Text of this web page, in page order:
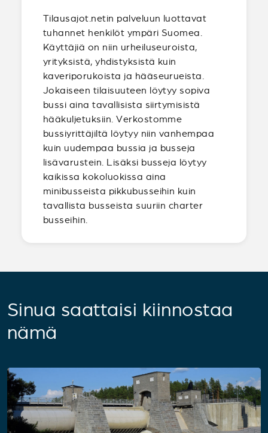
Tilausajot.netin palveluun luottavat
tuhannet henkilöt ympäri Suomea.
Käyttäjiä on niin urheiluseuroista,
yrityksistä, yhdistyksistä kuin
kaveriporukoista ja hääseurueista.
Jokaiseen tilaisuuteen löytyy sopiva
bussi aina tavallisista siirtymisistä
hääkuljetuksiin. Verkostomme
bussiyrittäjiltä löytyy niin vanhempaa
kuin uudempaa bussia ja busseja
lisävarustein. Lisäksi busseja löytyy
kaikissa kokoluokissa aina
minibusseista pikkubusseihin kuin
tavallista busseista suuriin charter
busseihin.
Sinua saattaisi kiinnostaa
nämä